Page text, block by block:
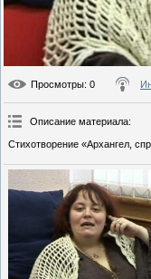
Просмотры: 0
Описание материала:
Стихотворение «Архангел,